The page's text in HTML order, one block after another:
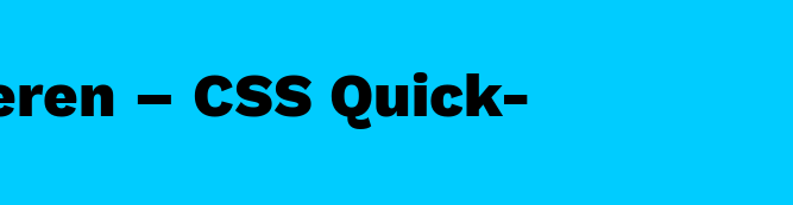
– CSS Quick-